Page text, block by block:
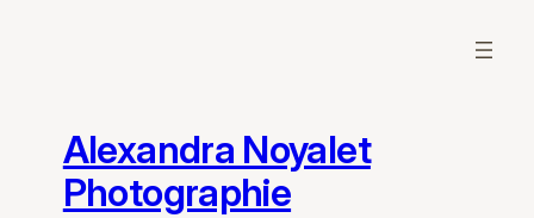
Alexandra Noyalet
Photographie